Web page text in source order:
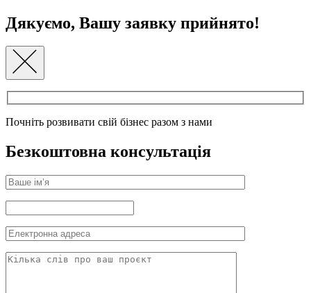
Дякуємо, Вашу заявку прийнято!
Почніть розвивати свій бізнес разом з нами
Безкоштовна консультація